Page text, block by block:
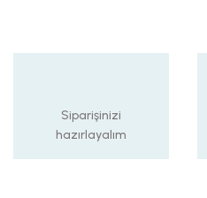
Siparişinizi
hazırlayalım